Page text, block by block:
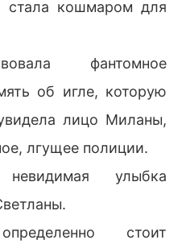
стала кошмаром для
фантомное
об игле, которую
лицо Миланы,
лгущее полиции.
улыбка
стоит